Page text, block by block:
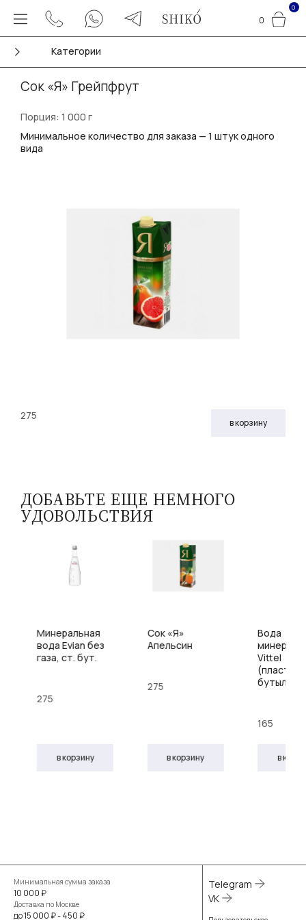
0
0
Категории
Сок «Я» Грейпфрут
Порция: 1 000 г
Минимальное количество для заказа — 1 штук одного
вида
275
в корзину
ДОБАВЬТЕ ЕЩЕ НЕМНОГО
УДОВОЛЬСТВИЯ
Минеральная
вода Evian без
газа, ст. бут.
275
в корзину
Сок «Я»
Апельсин
275
в корзину
Вода
Vittel
бутылка)
165
в
Минимальная сумма заказа
10 000 ₽
Доставка по Москве
до 15 000 ₽ - 450 ₽
Telegram
VK